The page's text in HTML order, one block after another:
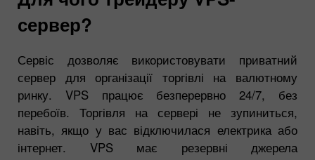
сервер?
Сервіс дозволяє використовувати приватний
сервер для організації торгівлі на валютному
ринку. VPS працює безперервно 24/7, без
перебоїв. Торгівля на сервері не зупиниться,
навіть, якщо у вас відключилася електрика або
інтернет. VPS має резервні джерела